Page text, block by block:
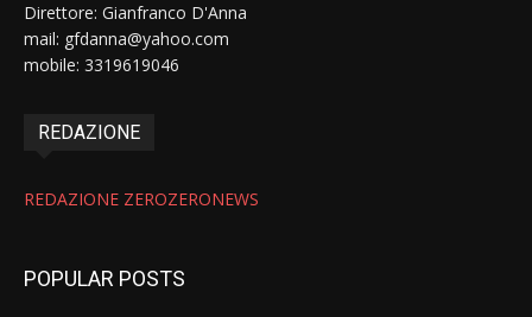
Direttore: Gianfranco D'Anna
mail: gfdanna@yahoo.com
mobile: 3319619046
REDAZIONE
REDAZIONE ZEROZERONEWS
POPULAR POSTS